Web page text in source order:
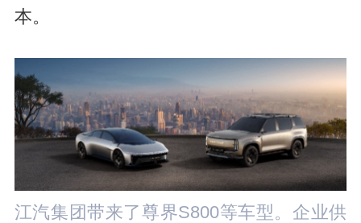
本。
江汽集团带来了尊界S800等车型。企业供